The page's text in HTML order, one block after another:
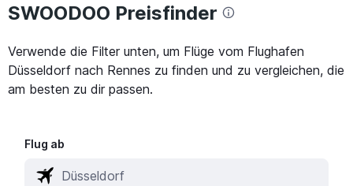
SWOODOO Preisfinder
Verwende die Filter unten, um Flüge vom Flughafen
Düsseldorf nach Rennes zu finden und zu vergleichen, die
am besten zu dir passen.
Flug ab